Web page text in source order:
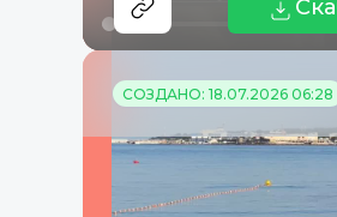
СОЗДАНО: 18.07.2026 06:28